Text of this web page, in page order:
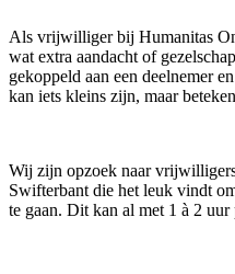
Als vrijwilliger bij Humanitas
wat extra aandacht of
gekoppeld aan een deelnemer
kan iets kleins zijn, maar
Wij zijn opzoek naar
Swifterbant die het leuk vindt
te gaan. Dit kan al met 1 à 2 uur